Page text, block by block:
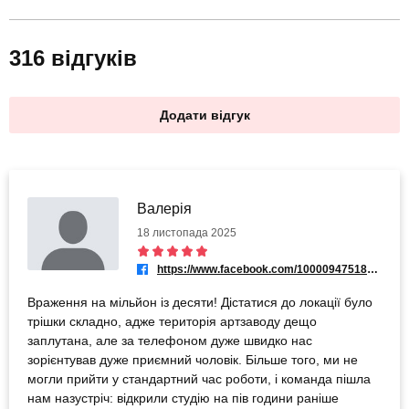
316 відгуків
Додати відгук
Валерія
18 листопада 2025
https://www.facebook.com/100009475183640
Враження на мільйон із десяти! Дістатися до локації було
трішки складно, адже територія артзаводу дещо
заплутана, але за телефоном дуже швидко нас
зорієнтував дуже приємний чоловік. Більше того, ми не
могли прийти у стандартний час роботи, і команда пішла
нам назустріч: відкрили студію на пів години раніше